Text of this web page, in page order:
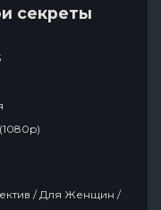
секреты
/ Для Женщин /